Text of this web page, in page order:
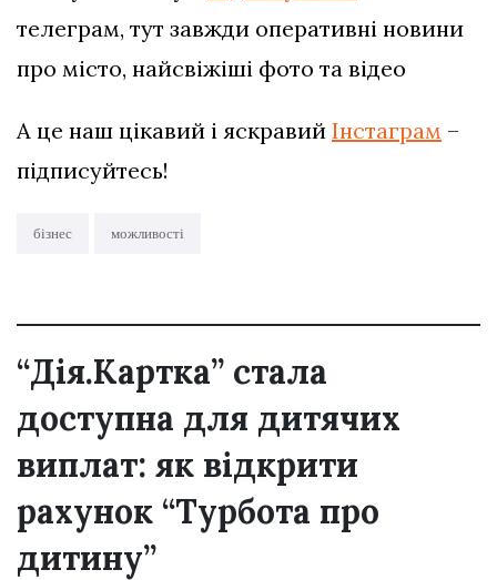
телеграм, тут завжди оперативні новини
про місто, найсвіжіші фото та відео
А це наш цікавий і яскравий Інстаграм –
підписуйтесь!
бізнес можливості
“Дія.Картка” стала
доступна для дитячих
виплат: як відкрити
рахунок “Турбота про
дитину”